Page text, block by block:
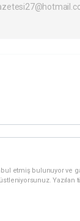
etmiş bulunuyor ve
üstleniyorsunuz.